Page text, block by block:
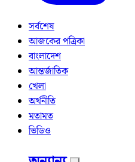
সর্বশেষ
আজকের পত্রিকা
বাংলাদেশ
আন্তর্জাতিক
খেলা
অর্থনীতি
মতামত
ভিডিও